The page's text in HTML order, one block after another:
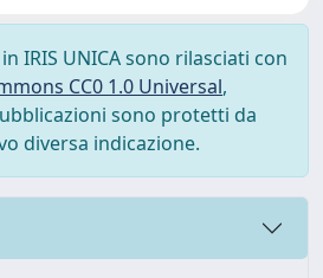
IRIS UNICA sono rilasciati con
CC0 1.0 Universal,
sono protetti da
diversa indicazione.